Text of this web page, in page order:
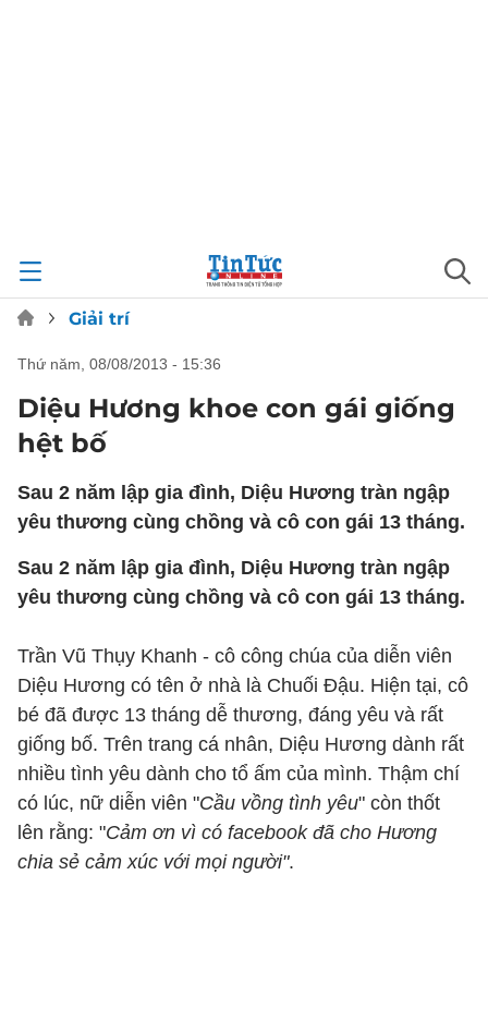
Giải trí
thứ năm, 08/08/2013 - 15:36
Diệu Hương khoe con gái giống
hệt bố
Sau 2 năm lập gia đình, Diệu Hương tràn ngập
yêu thương cùng chồng và cô con gái 13 tháng.
Sau 2 năm lập gia đình, Diệu Hương tràn ngập
yêu thương cùng chồng và cô con gái 13 tháng.
Trần Vũ Thụy Khanh - cô công chúa của diễn viên
Diệu Hương có tên ở nhà là Chuối Đậu. Hiện tại, cô
bé đã được 13 tháng dễ thương, đáng yêu và rất
giống bố. Trên trang cá nhân, Diệu Hương dành rất
nhiều tình yêu dành cho tổ ấm của mình. Thậm chí
có lúc, nữ diễn viên "Cầu vồng tình yêu" còn thốt
lên rằng: "Cảm ơn vì có facebook đã cho Hương
chia sẻ cảm xúc với mọi người".